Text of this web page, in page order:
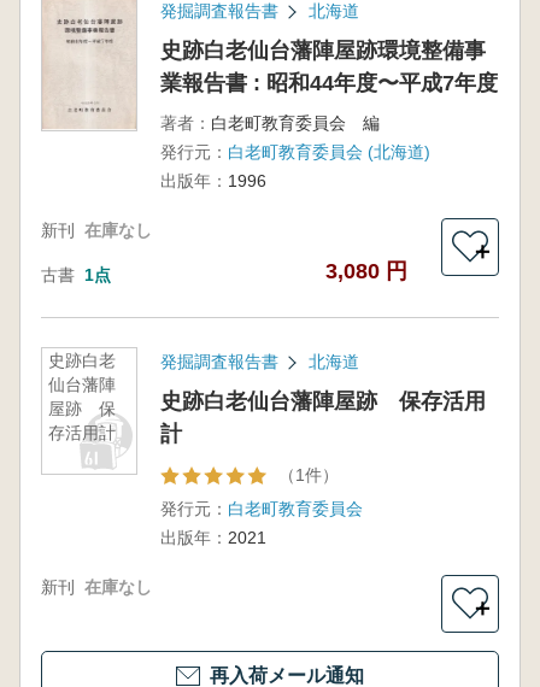
発掘調査報告書 北海道
史跡白老仙台藩陣屋跡環境整備事
業報告書 : 昭和44年度〜平成7年度
著者： 白老町教育委員会 編
発行元： 白老町教育委員会 (北海道)
出版年： 1996
新刊 在庫なし
古書 1点 3,080 円
＋
史跡白老
仙台藩陣
屋跡 保
存活用計
発掘調査報告書 北海道
史跡白老仙台藩陣屋跡 保存活用
計
（1件）
発行元： 白老町教育委員会
出版年： 2021
新刊 在庫なし
＋
再入荷メール通知